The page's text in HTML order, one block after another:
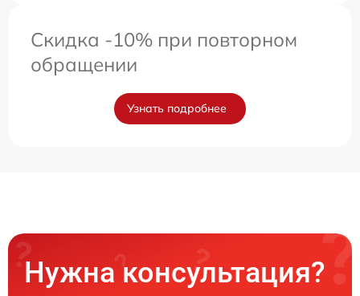
Скидка -10% при повторном
обращении
Узнать подробнее
Нужна консультация?